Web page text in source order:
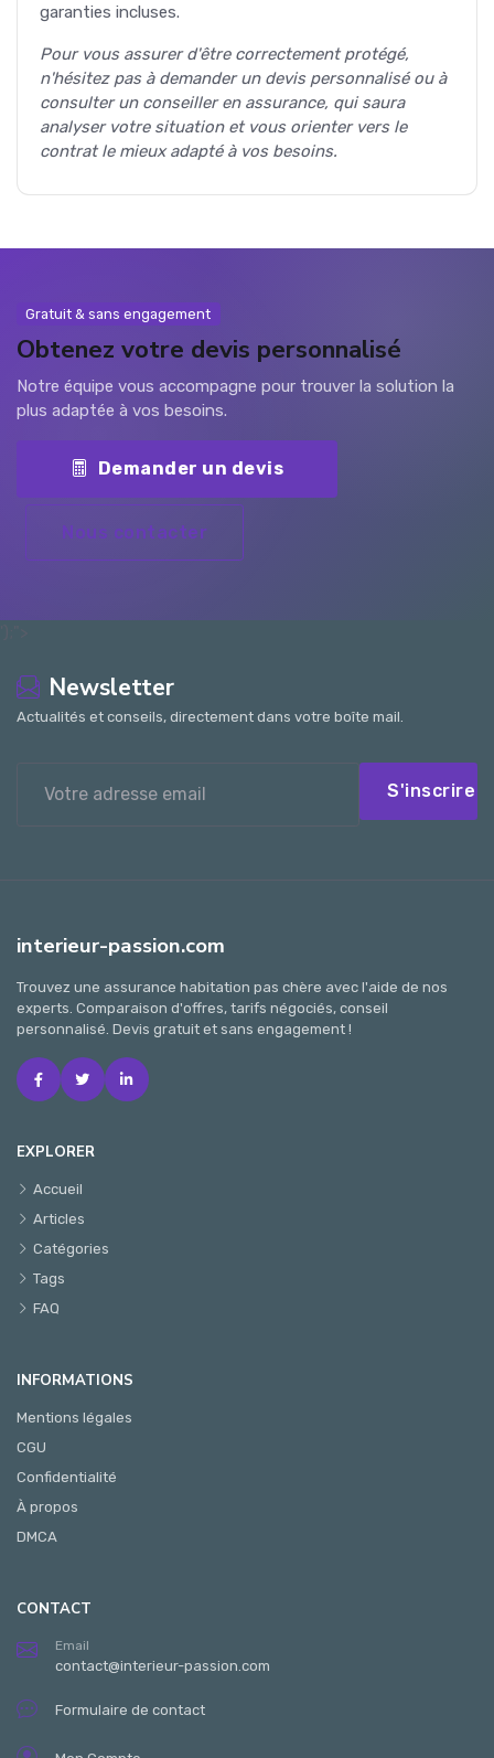
garanties incluses.
Pour vous assurer d'être correctement protégé,
n'hésitez pas à demander un devis personnalisé ou à
consulter un conseiller en assurance, qui saura
analyser votre situation et vous orienter vers le
contrat le mieux adapté à vos besoins.
Gratuit & sans engagement
Obtenez votre devis personnalisé
Notre équipe vous accompagne pour trouver la solution la
plus adaptée à vos besoins.
Demander un devis
Nous contacter
Newsletter
Actualités et conseils, directement dans votre boîte mail.
S'inscrire
interieur-passion.com
Trouvez une assurance habitation pas chère avec l'aide de nos
experts. Comparaison d'offres, tarifs négociés, conseil
personnalisé. Devis gratuit et sans engagement !
EXPLORER
Accueil
Articles
Catégories
Tags
FAQ
INFORMATIONS
Mentions légales
CGU
Confidentialité
À propos
DMCA
CONTACT
Email
contact@interieur-passion.com
Formulaire de contact